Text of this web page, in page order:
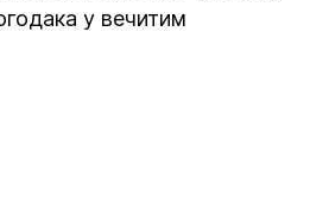
у вечитим